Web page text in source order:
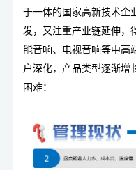
于一体的国家高新技术企
发，又注重产业链延伸，
能音响、电视音响等中高
户深化，产品类型逐渐增
困难：